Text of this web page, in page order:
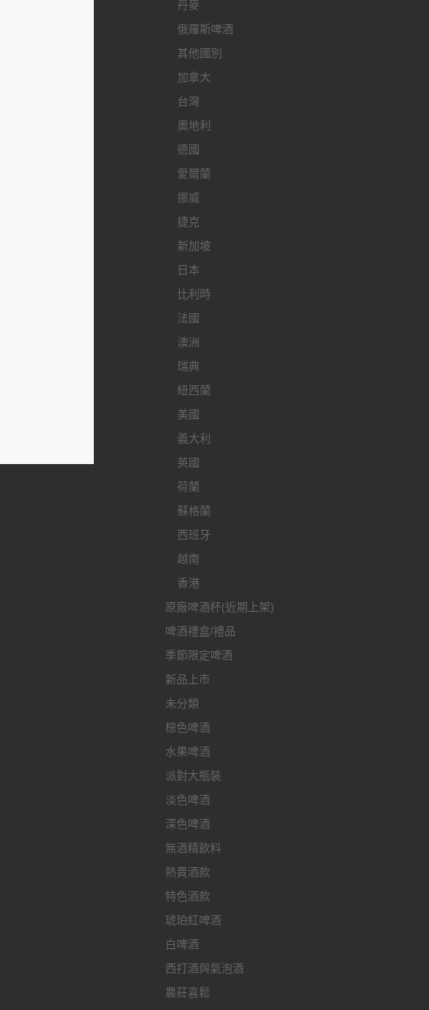
丹麥
俄羅斯啤酒
其他國別
加拿大
台灣
奧地利
德國
愛爾蘭
挪威
捷克
新加坡
日本
比利時
法國
澳洲
瑞典
紐西蘭
美國
義大利
英國
荷蘭
蘇格蘭
西班牙
越南
香港
原廠啤酒杯(近期上架)
啤酒禮盒/禮品
季節限定啤酒
新品上市
未分類
棕色啤酒
水果啤酒
派對大瓶裝
淡色啤酒
深色啤酒
無酒精飲料
熱賣酒款
特色酒款
琥珀紅啤酒
白啤酒
西打酒與氣泡酒
農莊喜鬆